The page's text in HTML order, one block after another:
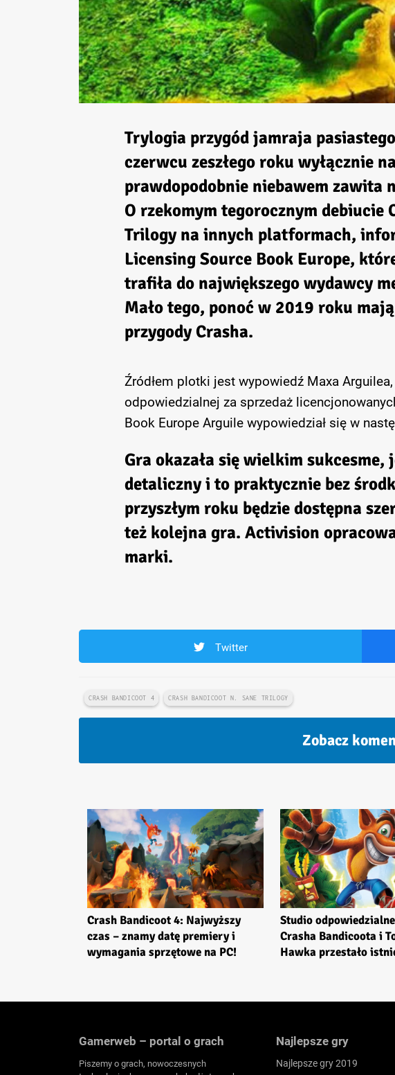
Trylogia przygód jamraja
czerwcu zeszłego roku wyłącznie
prawdopodobnie niebawem zawita
O rzekomym tegorocznym debiucie
Trilogy na innych platformach,
Licensing Source Book Europe,
trafiła do największego wydawcy
Mało tego, ponoć w 2019 roku
przygody Crasha.
Źródłem plotki jest wypowiedź Maxa
odpowiedzialnej za sprzedaż
Book Europe Arguile wypowiedział się w
Gra okazała się wielkim
detaliczny i to praktycznie bez
przyszłym roku będzie dostępna
też kolejna gra. Activision
marki.
Twitter
CRASH BANDICOOT 4 CRASH BANDICOOT N. SANE TRILOGY
Zobacz
Crash Bandicoot 4: Najwyższy
czas – znamy datę premiery i
wymagania sprzętowe na PC!
Studio
Crasha Bandicoota i
Hawka przestało
Gamerweb – portal o grach
Piszemy o grach, nowoczesnych
Najlepsze gry
Najlepsze gry 2019